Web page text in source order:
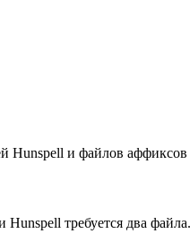
Hunspell и файлов аффиксов
требуется два